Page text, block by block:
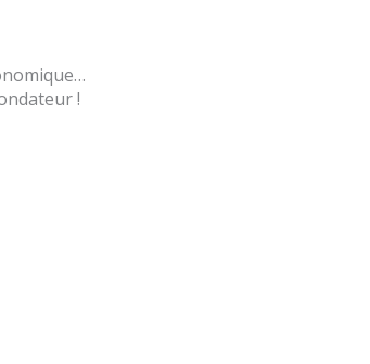
!